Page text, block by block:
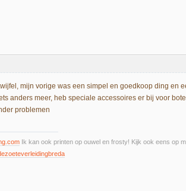
mijn vorige was een simpel en goedkoop ding en
anders meer, heb speciale accessoires er bij voor
problemen
Ik kan ook printen op ouwel en frosty! Kijk ook eens op